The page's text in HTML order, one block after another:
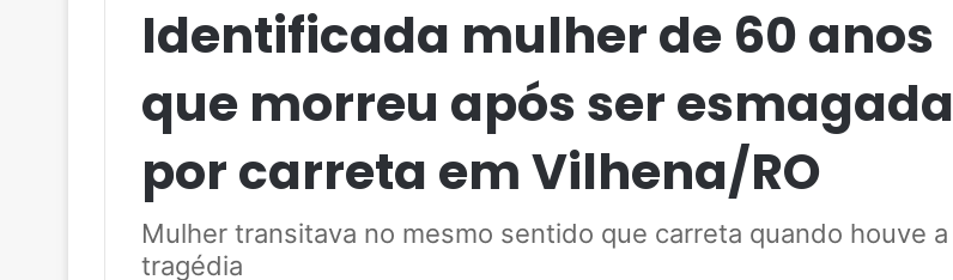
Identificada mulher de 60 anos
que morreu após ser esmagada
por carreta em Vilhena/RO
Mulher transitava no mesmo sentido que carreta quando houve a
tragédia